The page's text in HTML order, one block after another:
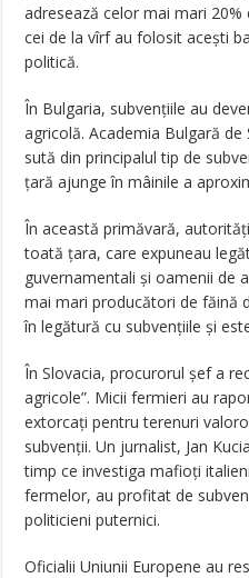
adresează celor mai mari
cei de la vîrf au folosit acești
politică.
În Bulgaria, subvențiile au
agricolă. Academia Bulgară
sută din principalul tip de
țară ajunge în mâinile a
În această primăvară,
toată țara, care expuneau
guvernamentali și oamenii de
mai mari producători de făină
în legătură cu subvențiile și
În Slovacia, procurorul șef a
agricole”. Micii fermieri au
extorcați pentru terenuri
subvenții. Un jurnalist, Jan
timp ce investiga mafioți
fermelor, au profitat de
politicieni puternici.
Oficialii Uniunii Europene au